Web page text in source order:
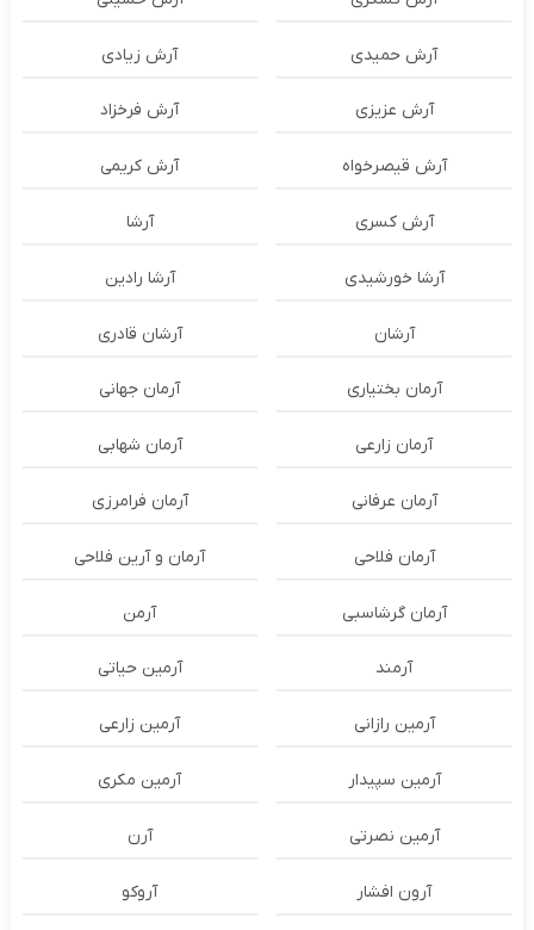
آرش حمیدی آرش زیادی
آرش عزیزی آرش فرخزاد
آرش قیصرخواه آرش کریمی
آرش کسری آرشا
آرشا خورشیدی آرشا رادین
آرشان آرشان قادری
آرمان بختیاری آرمان جهانی
آرمان زارعی آرمان شهابی
آرمان عرفانی آرمان فرامرزی
آرمان فلاحی آرمان و آرین فلاحی
آرمان گرشاسبی آرمن
آرمند آرمین حیاتی
آرمین رازانی آرمین زارعی
آرمین سپیدار آرمین مکری
آرمین نصرتی آرن
آرون افشار آروکو